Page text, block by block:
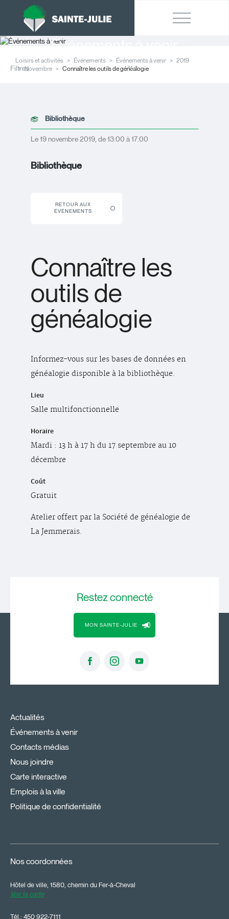
Événements à venir
Loisirs et activités Événements Événements à venir
2019
Novembre
Connaître les outils de généalogie
Filtres
Bibliothèque
Le 19 novembre 2019, de 13:00 à 17:00
Bibliothèque
RETOUR AUX
ÉVÉNEMENTS
Connaître les
outils de
généalogie
Informez-vous sur les bases de données en
généalogie disponible à la bibliothèque.
Lieu
Salle multifonctionnelle
Horaire
Mardi : 13 h à 17 h du 17 septembre au 10
décembre
Coût
Gratuit
Atelier offert par la Société de généalogie de
La Jemmerais.
Restezconnecté
MON SAINTE-JULIE
Actualités
Événements à venir
Contacts médias
Nous joindre
Carte interactive
Emplois à la ville
Politique de confidentialité
Nos coordonnées
Hôtel de ville, 1580, chemin du Fer-à-Cheval
Voir la carte
Tél.: 450 922-7111